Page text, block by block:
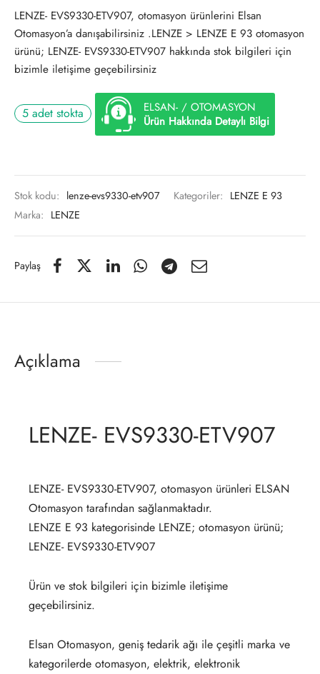
LENZE- EVS9330-ETV907, otomasyon ürünlerini Elsan
Otomasyon’a danışabilirsiniz .LENZE > LENZE E 93 otomasyon
ürünü; LENZE- EVS9330-ETV907 hakkında stok bilgileri için
bizimle iletişime geçebilirsiniz
5 adet stokta
ELSAN- / OTOMASYON
Ürün Hakkında Detaylı Bilgi
Stok kodu: lenze-evs9330-etv907 Kategoriler: LENZE E 93
Marka: LENZE
Paylaş
Açıklama
LENZE- EVS9330-ETV907
LENZE- EVS9330-ETV907, otomasyon ürünleri ELSAN
Otomasyon tarafından sağlanmaktadır.
LENZE E 93 kategorisinde LENZE; otomasyon ürünü;
LENZE- EVS9330-ETV907
Ürün ve stok bilgileri için bizimle iletişime
geçebilirsiniz.
Elsan Otomasyon, geniş tedarik ağı ile çeşitli marka ve
kategorilerde otomasyon, elektrik, elektronik